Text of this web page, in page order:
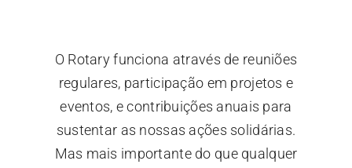
O Rotary funciona através de reuniões
regulares, participação em projetos e
eventos, e contribuições anuais para
sustentar as nossas ações solidárias.
Mas mais importante do que qualquer